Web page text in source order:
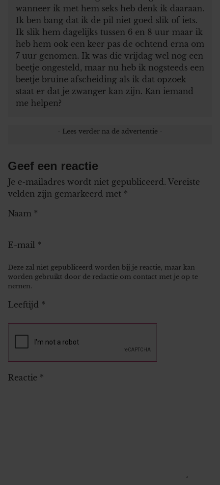
wanneer ik met hem seks heb denk ik daaraan.
Ik ben bang dat ik de pil niet goed slik of iets.
Ik slik hem dagelijks tussen 6 en 8 uur maar ik
heb hem ook een keer pas de ochtend erna om
7 uur genomen. Ik was die vrijdag wel nog een
beetje ongesteld, maar nu heb ik nogsteeds een
beetje bruine afscheiding als ik dat opzoek
staat er dat je zwanger kan zijn. Kan iemand
me helpen?
Geef een reactie
Je e-mailadres wordt niet gepubliceerd. Vereiste
velden zijn gemarkeerd met *
Naam *
E-mail *
Deze zal niet gepubliceerd worden bij je reactie, maar kan
worden gebruikt door de redactie om contact met je op te
nemen.
Leeftijd *
Reactie *